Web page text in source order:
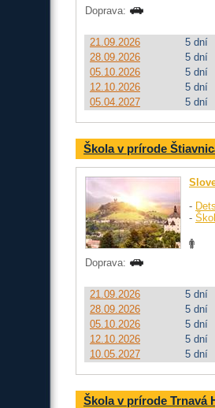
Doprava:
21.09.2026
5 dní
28.09.2026
5 dní
05.10.2026
5 dní
12.10.2026
5 dní
05.04.2027
5 dní
Škola v prírode
-
-
Doprava:
21.09.2026
5 dní
28.09.2026
5 dní
05.10.2026
5 dní
12.10.2026
5 dní
10.05.2027
5 dní
Škola v prírode Trnavá